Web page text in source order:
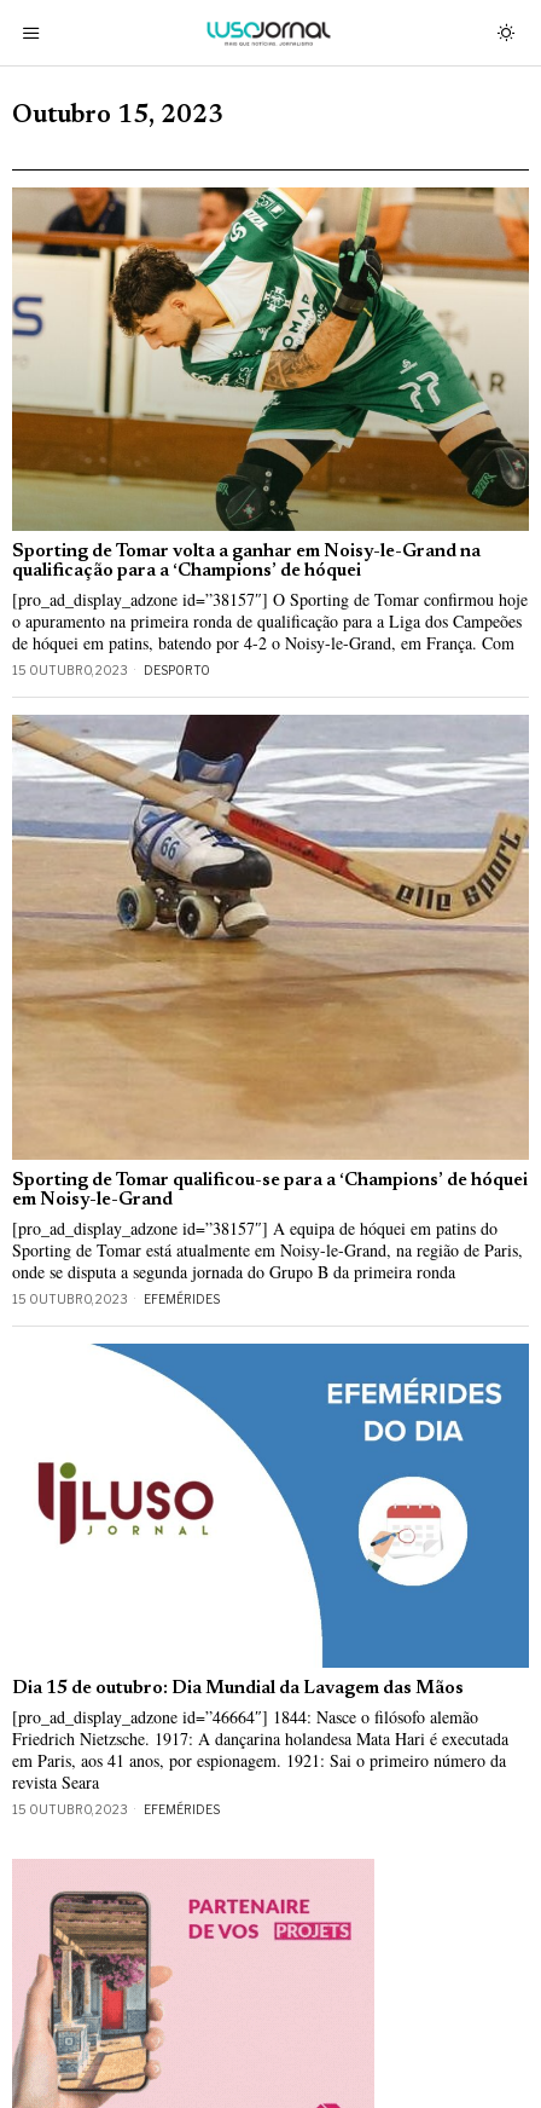
Outubro 15, 2023
Sporting de Tomar volta a ganhar em Noisy-le-Grand na
qualificação para a ‘Champions’ de hóquei
[pro_ad_display_adzone id=”38157″] O Sporting de Tomar confirmou hoje
o apuramento na primeira ronda de qualificação para a Liga dos Campeões
de hóquei em patins, batendo por 4-2 o Noisy-le-Grand, em França. Com
15 OUTUBRO, 2023 DESPORTO
Sporting de Tomar qualificou-se para a ‘Champions’ de hóquei
em Noisy-le-Grand
[pro_ad_display_adzone id=”38157″] A equipa de hóquei em patins do
Sporting de Tomar está atualmente em Noisy-le-Grand, na região de Paris,
onde se disputa a segunda jornada do Grupo B da primeira ronda
15 OUTUBRO, 2023 EFEMÉRIDES
Dia 15 de outubro: Dia Mundial da Lavagem das Mãos
[pro_ad_display_adzone id=”46664″] 1844: Nasce o filósofo alemão
Friedrich Nietzsche. 1917: A dançarina holandesa Mata Hari é executada
em Paris, aos 41 anos, por espionagem. 1921: Sai o primeiro número da
revista Seara
15 OUTUBRO, 2023 EFEMÉRIDES